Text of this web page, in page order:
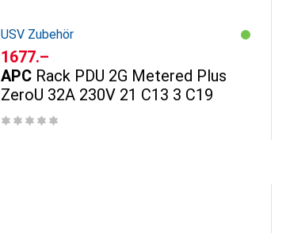
USV Zubehör
CHF
1677.–
APC Rack PDU 2G Metered Plus
ZeroU 32A 230V 21 C13 3 C19